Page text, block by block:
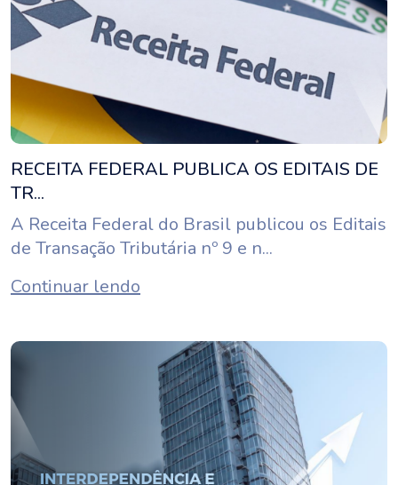
RECEITA FEDERAL PUBLICA OS EDITAIS DE
TR...
A Receita Federal do Brasil publicou os Editais
de Transação Tributária nº 9 e n...
Continuar lendo